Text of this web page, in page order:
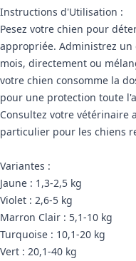
Instructions d'Utilisation :
Pesez votre chien pour
appropriée. Administrez
mois, directement ou
votre chien consomme la
pour une protection toute
Consultez votre vétérinaire
particulier pour les chiens
Variantes :
Jaune : 1,3-2,5 kg
Violet : 2,6-5 kg
Marron Clair : 5,1-10 kg
Turquoise : 10,1-20 kg
Vert : 20,1-40 kg